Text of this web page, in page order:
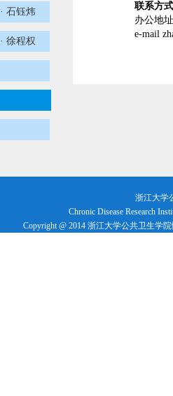
· 石钰炜
· 徐程权
联系方
办公地
e-mail
浙江大学
Chronic Disease Research
Copyright @ 2014 浙江大学公共卫生学